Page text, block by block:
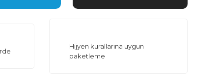
Hijyen kurallarına uygun
paketleme